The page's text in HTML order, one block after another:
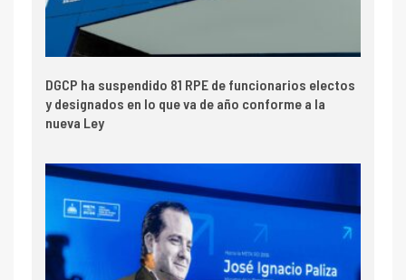
DGCP ha suspendido 81 RPE de funcionarios electos
y designados en lo que va de año conforme a la
nueva Ley